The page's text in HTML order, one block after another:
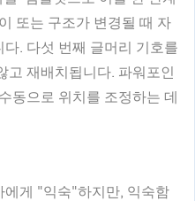
또는 구조가 변경될 때 자
. 다섯 번째 글머리 기호를
고 재배치됩니다. 파워포인
동으로 위치를 조정하는 데
에게 "익숙"하지만, 익숙함